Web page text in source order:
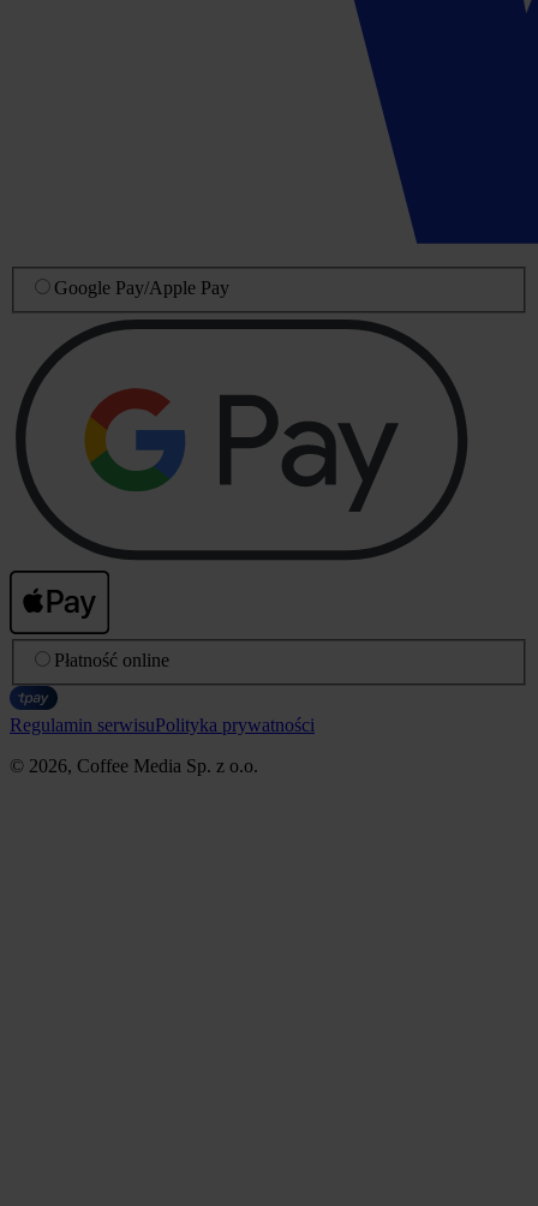
Google Pay/Apple Pay
Płatność online
Regulamin serwisuPolityka prywatności
© 2026, Coffee Media Sp. z o.o.